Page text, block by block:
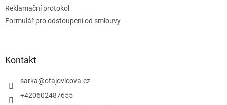
Reklamační protokol
Formulář pro odstoupení od smlouvy
Kontakt
sarka@otajovicova.cz
+420602487655